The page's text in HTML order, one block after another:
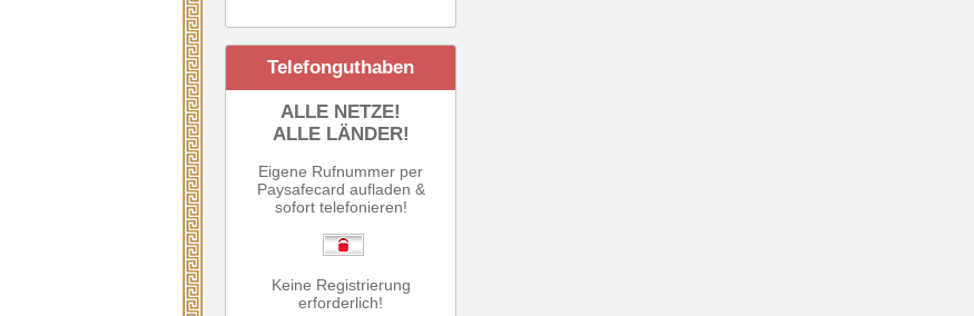
Telefonguthaben
ALLE NETZE!
ALLE LÄNDER!
Eigene Rufnummer per
Paysafecard aufladen &
sofort telefonieren!
Keine Registrierung
erforderlich!